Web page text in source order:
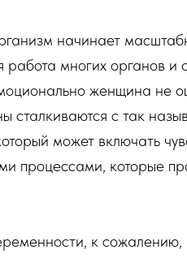
начинает
работа многих органов
женщина не
с так
может включать
процессами, которые
к